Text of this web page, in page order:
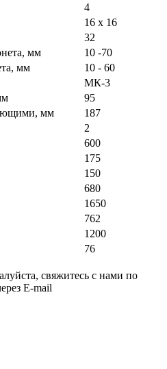
4
16 x 16
32
мм
10 -70
мм
10 - 60
МК-3
95
мм
187
2
600
175
150
680
1650
762
1200
76
свяжитесь с нами по
E-mail